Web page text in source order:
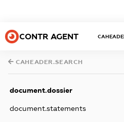
CONTR AGENT
CAHEADER.SEARCH
document.dossier
document.statements